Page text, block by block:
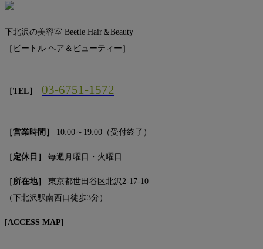
下北沢の美容室 Beetle Hair＆Beauty
［ビートル ヘア＆ビューティー］
［TEL］ 03-6751-1572
［営業時間］ 10:00～19:00（受付終了）
［定休日］ 毎週月曜日・火曜日
［所在地］
東京都世田谷区北沢2-17-10
（下北沢駅南西口徒歩3分）
[ACCESS MAP]